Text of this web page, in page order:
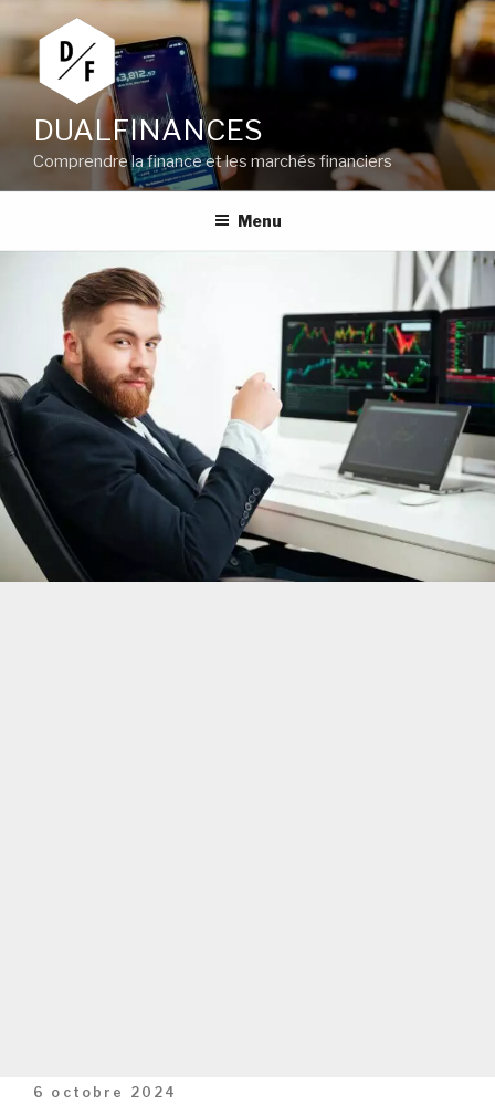
au
contenu
principal
DUALFINANCES
Comprendre la finance et les marchés financiers
Menu
Publié
6 octobre 2024